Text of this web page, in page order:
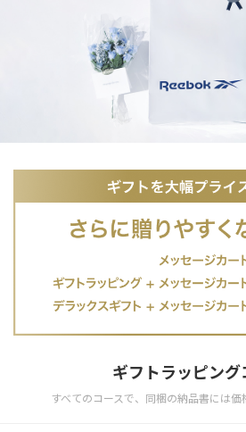
ギフトラッピング
すべてのコースで、 同梱の納品書には価